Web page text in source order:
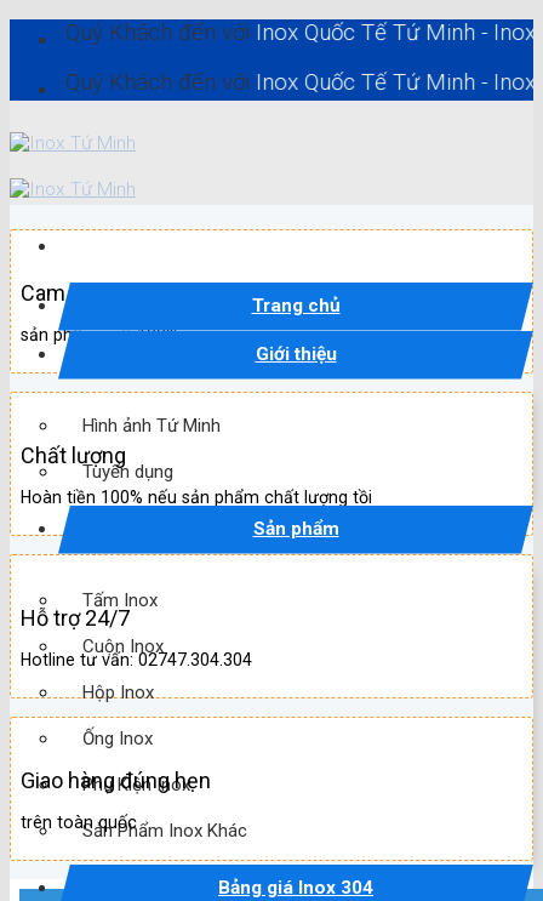
content
Khách đến với Inox Quốc Tế Tứ Minh - Inox Hồ Chí
Khách đến với Inox Quốc Tế Tứ Minh - Inox Hồ Chí
Trang chủ
Giới thiệu
Hình ảnh Tứ Minh
Tuyển dụng
Sản phẩm
Tấm Inox
Cuộn Inox
Hộp Inox
Ống Inox
Phụ Kiện Inox
Sản Phẩm Inox Khác
Bảng giá Inox 304
Cam kết
sản phẩm mới 100%
Chất lượng
Hoàn tiền 100% nếu sản phẩm chất lượng tồi
Hỗ trợ 24/7
Hotline tư vấn: 02747.304.304
Giao hàng đúng hẹn
trên toàn quốc